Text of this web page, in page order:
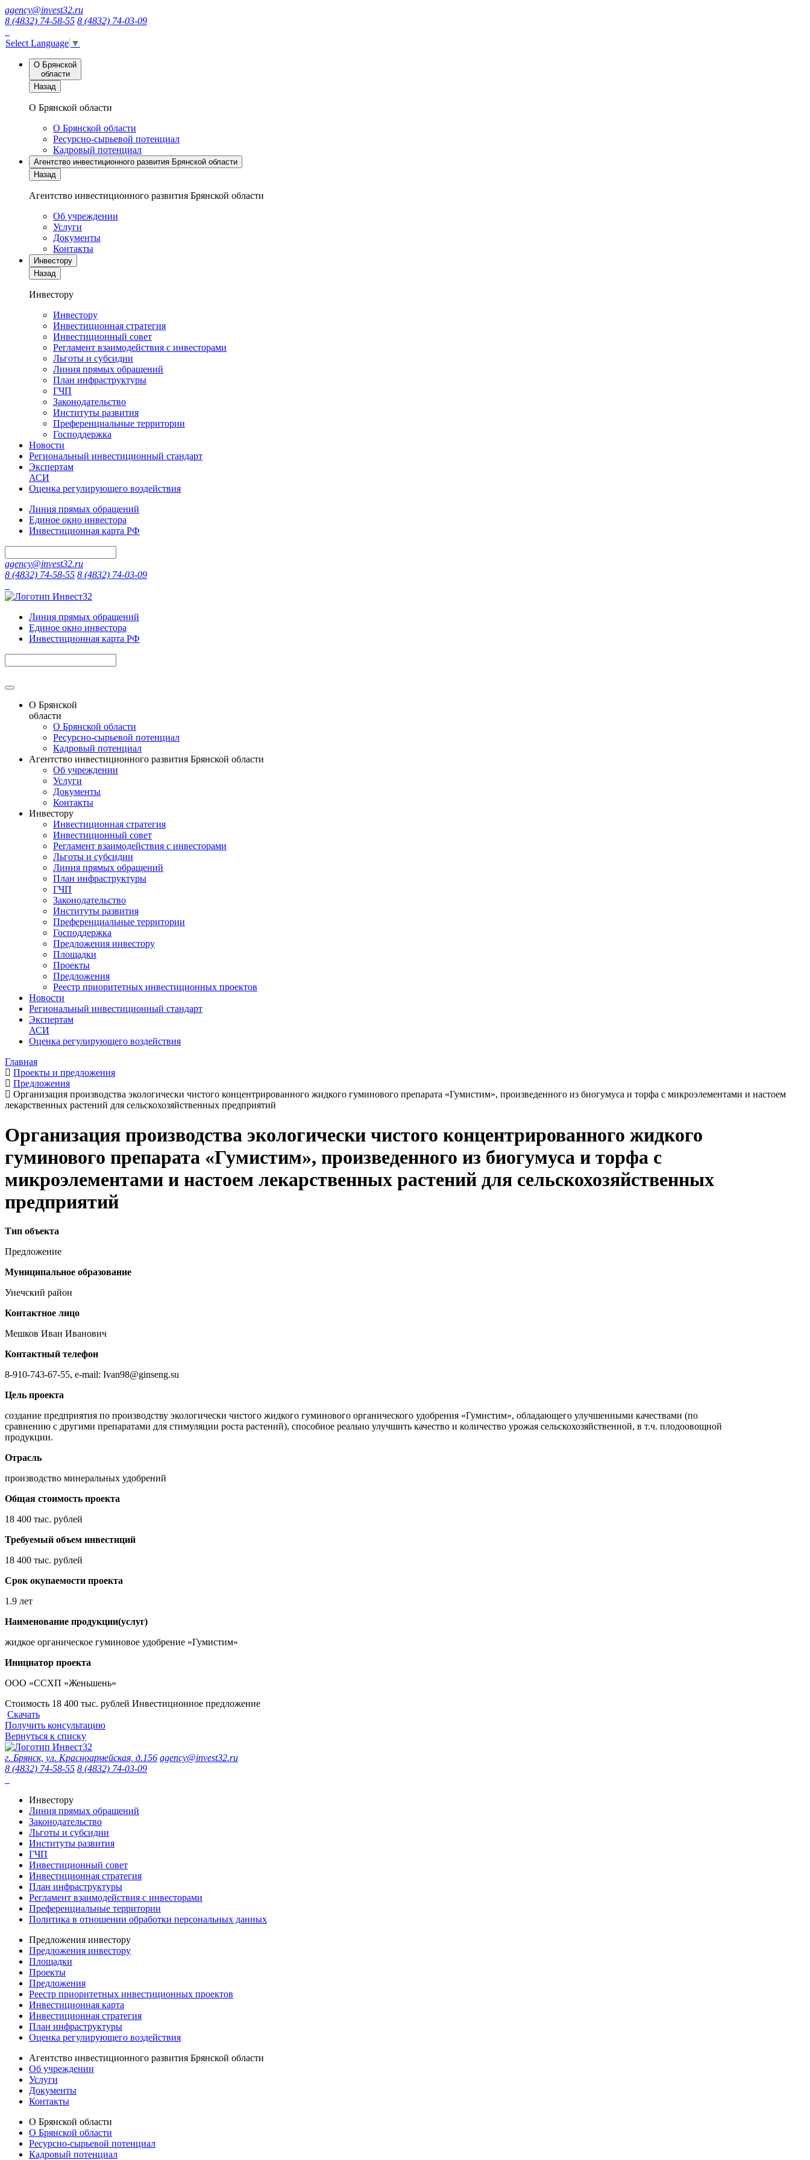
agency@invest32.ru
8 (4832) 74-58-55 8 (4832) 74-03-09
Select Language ▼
О Брянской
области
Назад
О Брянской области
О Брянской области
Ресурсно-сырьевой потенциал
Кадровый потенциал
Агентство инвестиционного развития Брянской области
Назад
Агентство инвестиционного развития Брянской области
Об учреждении
Услуги
Документы
Контакты
Инвестору
Назад
Инвестору
Инвестору
Инвестиционная стратегия
Инвестиционный совет
Регламент взаимодействия с инвесторами
Льготы и субсидии
Линия прямых обращений
План инфраструктуры
ГЧП
Законодательство
Институты развития
Преференциальные территории
Господдержка
Новости
Региональный инвестиционный стандарт
Экспертам
АСИ
Оценка регулирующего воздействия
Линия прямых обращений
Единое окно инвестора
Инвестиционная карта РФ
agency@invest32.ru
8 (4832) 74-58-55 8 (4832) 74-03-09
Линия прямых обращений
Единое окно инвестора
Инвестиционная карта РФ
О Брянской
области
О Брянской области
Ресурсно-сырьевой потенциал
Кадровый потенциал
Агентство инвестиционного развития Брянской области
Об учреждении
Услуги
Документы
Контакты
Инвестору
Инвестиционная стратегия
Инвестиционный совет
Регламент взаимодействия с инвесторами
Льготы и субсидии
Линия прямых обращений
План инфраструктуры
ГЧП
Законодательство
Институты развития
Преференциальные территории
Господдержка
Предложения инвестору
Площадки
Проекты
Предложения
Реестр приоритетных инвестиционных проектов
Новости
Региональный инвестиционный стандарт
Экспертам
АСИ
Оценка регулирующего воздействия
Главная
Проекты и предложения
Предложения
Организация производства экологически чистого концентрированного жидкого гуминового препарата «Гумистим», произведенного из биогумуса и торфа с микроэлементами и настоем
лекарственных растений для сельскохозяйственных предприятий
Организация производства экологически чистого концентрированного жидкого
гуминового препарата «Гумистим», произведенного из биогумуса и торфа с
микроэлементами и настоем лекарственных растений для сельскохозяйственных
предприятий
Тип объекта
Предложение
Муниципальное образование
Унечский район
Контактное лицо
Мешков Иван Иванович
Контактный телефон
8-910-743-67-55, е-mail: Ivan98@ginseng.su
Цель проекта
создание предприятия по производству экологически чистого жидкого гуминового органического удобрения «Гумистим», обладающего улучшенными качествами (по
сравнению с другими препаратами для стимуляции роста растений), способное реально улучшить качество и количество урожая сельскохозяйственной, в т.ч. плодоовощной
продукции.
Отрасль
производство минеральных удобрений
Общая стоимость проекта
18 400 тыс. рублей
Требуемый объем инвестиций
18 400 тыс. рублей
Срок окупаемости проекта
1.9 лет
Наименование продукции(услуг)
жидкое органическое гуминовое удобрение «Гумистим»
Инициатор проекта
ООО «ССХП «Женьшень»
Стоимость 18 400 тыс. рублей Инвестиционное предложение
Скачать
Получить консультацию
Вернуться к списку
г. Брянск, ул. Красноармейская, д.156 agency@invest32.ru
8 (4832) 74-58-55 8 (4832) 74-03-09
Инвестору
Линия прямых обращений
Законодательство
Льготы и субсидии
Институты развития
ГЧП
Инвестиционный совет
Инвестиционная стратегия
План инфраструктуры
Регламент взаимодействия с инвесторами
Преференциальные территории
Политика в отношении обработки персональных данных
Предложения инвестору
Предложения инвестору
Площадки
Проекты
Предложения
Реестр приоритетных инвестиционных проектов
Инвестиционная карта
Инвестиционная стратегия
План инфраструктуры
Оценка регулирующего воздействия
Агентство инвестиционного развития Брянской области
Об учреждении
Услуги
Документы
Контакты
О Брянской области
О Брянской области
Ресурсно-сырьевой потенциал
Кадровый потенциал